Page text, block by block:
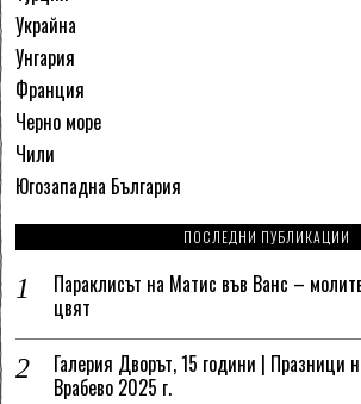
Украйна
Унгария
Франция
Черно море
Чили
Югозападна България
ПОСЛЕДНИ ПУБЛИКАЦИИ
Параклисът на Матис във Ванс –
цвят
Галерия Дворът, 15 години | Празници
Врабево 2025 г.